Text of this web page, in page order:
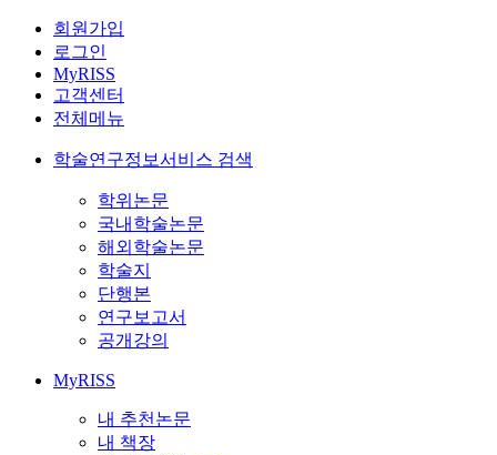
회원가입
로그인
MyRISS
고객센터
전체메뉴
학술연구정보서비스 검색
학위논문
국내학술논문
해외학술논문
학술지
단행본
연구보고서
공개강의
MyRISS
내 추천논문
내 책장